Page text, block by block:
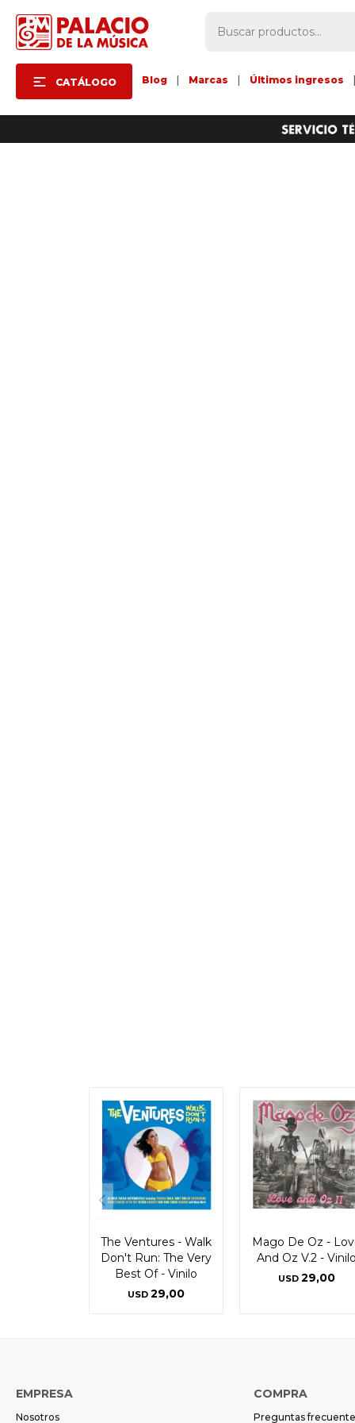
CATÁLOGO Blog Marcas Últimos ingresos
The Ventures - Walk
Don't Run: The Very
Best Of - Vinilo
USD 29,00
Mago De Oz -
And Oz V.2 - Vinilo
USD 29,00
EMPRESA
Nosotros
COMPRA
Preguntas